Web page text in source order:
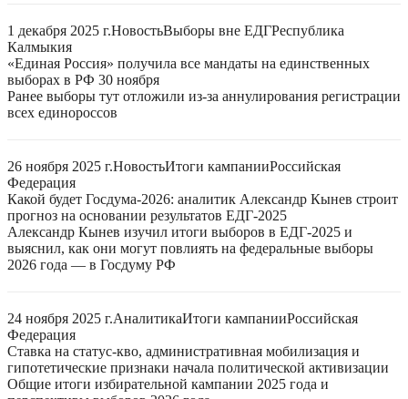
1 декабря 2025 г.НовостьВыборы вне ЕДГРеспублика
Калмыкия
«Единая Россия» получила все мандаты на единственных
выборах в РФ 30 ноября
Ранее выборы тут отложили из-за аннулирования регистрации
всех единороссов
26 ноября 2025 г.НовостьИтоги кампанииРоссийская
Федерация
Какой будет Госдума-2026: аналитик Александр Кынев строит
прогноз на основании результатов ЕДГ-2025
Александр Кынев изучил итоги выборов в ЕДГ-2025 и
выяснил, как они могут повлиять на федеральные выборы
2026 года — в Госдуму РФ
24 ноября 2025 г.АналитикаИтоги кампанииРоссийская
Федерация
Ставка на статус-кво, административная мобилизация и
гипотетические признаки начала политической активизации
Общие итоги избирательной кампании 2025 года и